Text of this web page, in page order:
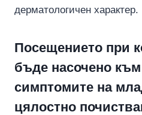
дерматологичен характер.
Посещението при
бъде насочено
симптомите на
цялостно